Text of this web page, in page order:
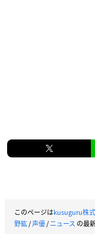
このページはkusuguru株
野紘/声優/ニュース の最